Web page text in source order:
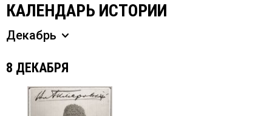
КАЛЕНДАРЬ ИСТОРИИ
Декабрь
8 ДЕКАБРЯ